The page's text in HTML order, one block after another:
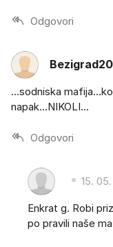
Odgovori
…sodniska
napak…NIKOLI…
Odgovori
15.
Enkrat g. Robi
po pravili naše